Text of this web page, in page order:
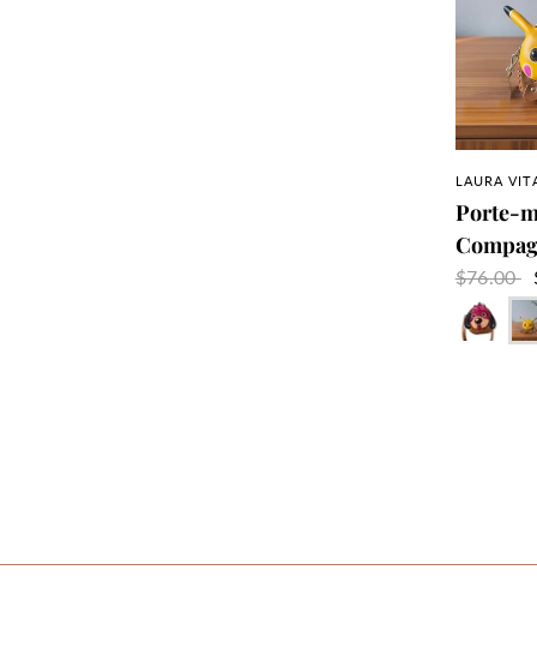
LAURA
Porte-
$76.00
Rouge